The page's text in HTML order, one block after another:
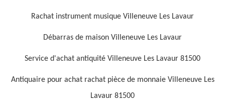
Rachat instrument musique Villeneuve Les Lavaur
Débarras de maison Villeneuve Les Lavaur
Service d'achat antiquité Villeneuve Les Lavaur 81500
Antiquaire pour achat rachat pièce de monnaie Villeneuve Les
Lavaur 81500